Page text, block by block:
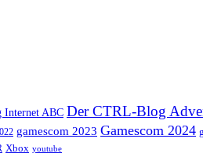
Internet ABC Der CTRL-Blog
gamescom 2023 Gamescom 2024
Xbox youtube